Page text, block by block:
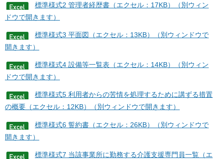
標準様式2 管理者経歴書（エクセル：17KB）（別ウィン
ドウで開きます）
標準様式3 平面図（エクセル：13KB）（別ウィンドウで
開きます）
標準様式4 設備等一覧表（エクセル：14KB）（別ウィン
ドウで開きます）
標準様式5 利用者からの苦情を処理するために講ずる措置
の概要（エクセル：12KB）（別ウィンドウで開きます）
標準様式6 誓約書（エクセル：26KB）（別ウィンドウで
開きます）
標準様式7 当該事業所に勤務する介護支援専門員一覧（エ